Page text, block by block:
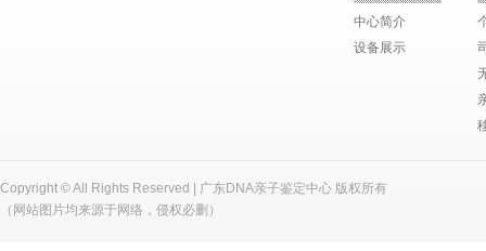
中心简介
设备展示
Copyright © All Rights Reserved | 广东DNA亲子鉴定中心 版权所有
（网站图片均来源于网络，侵权必删）